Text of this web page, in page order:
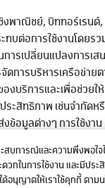
งพาณิชย์, บิททอร์เรน
บต่อการใช้งานโดยรว
ารเปลี่ยนแปลงการเส
การบริหารเครือข่ายต
บริการและเพื่อช่วยใ
ระสิทธิภาพ เช่นจำกัดห
งข้อมูลต่างๆ การใช้ง
หลดไฟล์ขนาดใหญ่, หรือ
อย่างต่อเนื่องหรือที่มี
ก่อหรืออาจะก่อให้เกิดค
บการณ์และความพึงพอใจ
ดวกในการใช้งาน และมีปร
อนุญาตให้เราใช้คุกกี้ ตาม